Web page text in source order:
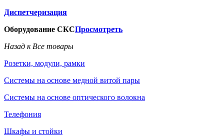
Диспетчеризация
Оборудование СКСПросмотреть
Назад к Все товары
Розетки, модули, рамки
Системы на основе медной витой пары
Системы на основе оптического волокна
Телефония
Шкафы и стойки